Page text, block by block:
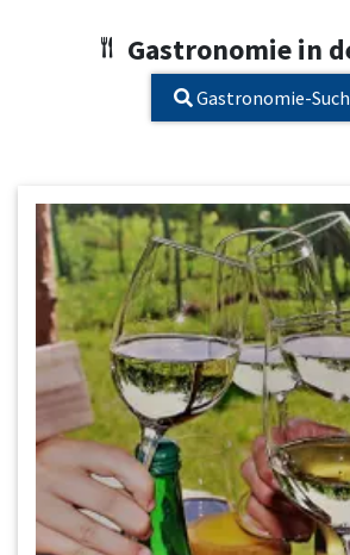
Gastronomie in
Gastronomie-